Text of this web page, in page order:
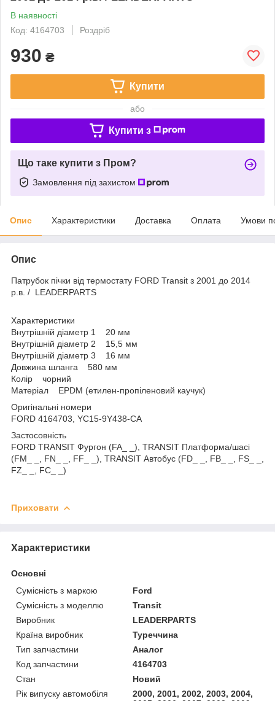
В наявності
Код: 4164703
Роздріб
930 ₴
Купити
або
Купити з
Що таке купити з Пром?
Замовлення під захистом
Опис Характеристики Доставка Оплата Умови
Опис
Патрубок пічки від термостату FORD Transit з 2001 до 2014
р.в. / LEADERPARTS
Характеристики
Внутрішній діаметр 1 20 мм
Внутрішній діаметр 2 15,5 мм
Внутрішній діаметр 3 16 мм
Довжина шланга 580 мм
Колір чорний
Матеріал EPDM (етилен-пропіленовий каучук)
Оригінальні номери
FORD 4164703, YC15-9Y438-CA
Застосовність
FORD TRANSIT Фургон (FA_ _), TRANSIT Платформа/шасі
(FM_ _, FN_ _, FF_ _), TRANSIT Автобус (FD_ _, FB_ _, FS_ _,
FZ_ _, FC_ _)
Приховати
Характеристики
Основні
Сумісність з маркою
Ford
Сумісність з моделлю
Transit
Виробник
LEADERPARTS
Країна виробник
Туреччина
Тип запчастини
Аналог
Код запчастини
4164703
Стан
Новий
Рік випуску автомобіля
2000, 2001, 2002, 2003, 2004,